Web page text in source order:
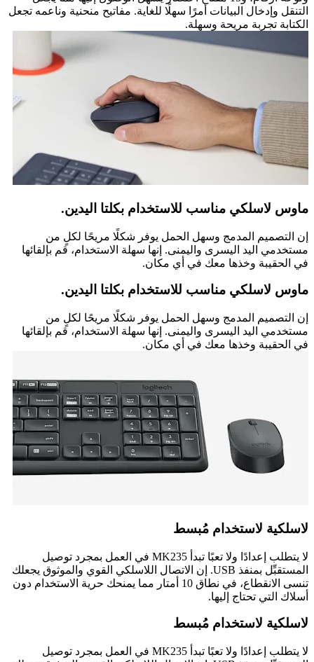
التنقل وإدخال البيانات أمرًا سهلًا للغاية. مفاتيح منحنية وناعمه تجعل
الكتابة تجربة مريحة وسهلة.
ماوس لاسلكي مناسب للاستخدام بكلتا اليدين.
إن التصميم المدمج وسهل الحمل يوفر شكلًا مريحًا لكلٍ من
مستخدمي اليد اليسرى واليمنى. إنها سهلة الاستخدام، قم بإلقائها
في الحقيبة وخذها معك في أي مكان.
ماوس لاسلكي مناسب للاستخدام بكلتا اليدين.
إن التصميم المدمج وسهل الحمل يوفر شكلًا مريحًا لكلٍ من
مستخدمي اليد اليسرى واليمنى. إنها سهلة الاستخدام، قم بإلقائها
في الحقيبة وخذها معك في أي مكان.
لاسلكية لاستخدام مُبسط
لا يتطلب إعدادًا ولا تعبًا تبدأ MK235 في العمل بمجرد توصيل
المستقبِّل بمنفذ USB. إن الاتصال اللاسلكي القوي والموثوق يجعلك
تنسى الانقطاع، في نطاق 10 أمتار مما يمنحك حرية الاستخدام دون
أسلاك التي تحتاج إليها.
لاسلكية لاستخدام مُبسط
لا يتطلب إعدادًا ولا تعبًا تبدأ MK235 في العمل بمجرد توصيل